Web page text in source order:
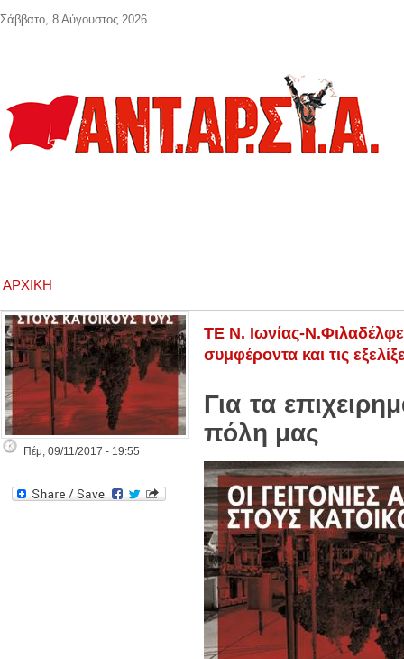
ΑΡΧΙΚΉ
Πέμ, 09/11/2017 - 19:55
ΤΕ Ν. Ιωνίας-
συμφέροντα και τις
Για τα
πόλη μας
Σάββατο, 8 Αύγουστος 2026